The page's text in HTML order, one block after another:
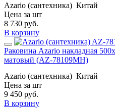
Azario (сантехника) Китай
Цена за шт
8 730 руб.
В корзину
Раковина Azario накладная
матовый (AZ-78109MH)
Azario (сантехника) Китай
Цена за шт
9 450 руб.
В корзину